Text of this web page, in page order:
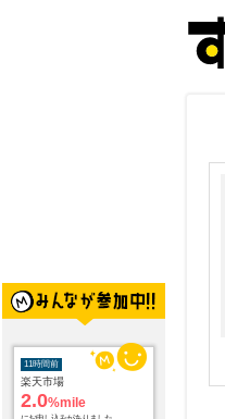
楽天市場
2.0%mile
にお申し込みがありました